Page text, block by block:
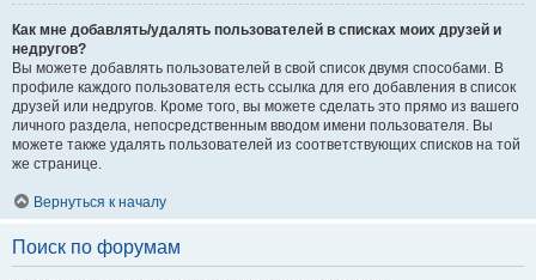
Как мне добавлять/удалять пользователей в списках моих друзей и
недругов?
Вы можете добавлять пользователей в свой список двумя способами. В
профиле каждого пользователя есть ссылка для его добавления в список
друзей или недругов. Кроме того, вы можете сделать это прямо из вашего
личного раздела, непосредственным вводом имени пользователя. Вы
можете также удалять пользователей из соответствующих списков на той
же странице.
Вернуться к началу
Поиск по форумам